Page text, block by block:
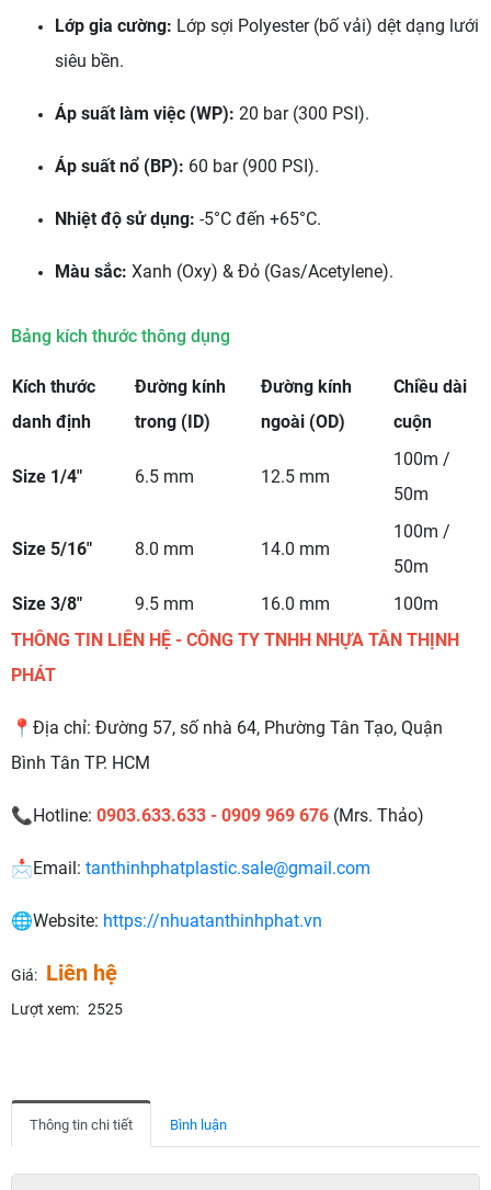
Lớp gia cường: Lớp sợi Polyester (bố vải) dệt dạng lưới
siêu bền.
Áp suất làm việc (WP): 20 bar (300 PSI).
Áp suất nổ (BP): 60 bar (900 PSI).
Nhiệt độ sử dụng: -5°C đến +65°C.
Màu sắc: Xanh (Oxy) & Đỏ (Gas/Acetylene).
Bảng kích thước thông dụng
Kích thước
danh định
Đường kính
trong (ID)
Đường kính
ngoài (OD)
Chiều dài
cuộn
Size 1/4" 6.5 mm 12.5 mm
100m /
50m
Size 5/16" 8.0 mm 14.0 mm
100m /
50m
Size 3/8"
9.5 mm 16.0 mm
100m
THÔNG TIN LIÊN HỆ - CÔNG TY TNHH NHỰA TÂN THỊNH
PHÁT
📍Địa chỉ: Đường 57, số nhà 64, Phường Tân Tạo, Quận
Bình Tân TP. HCM
📞Hotline: 0903.633.633 - 0909 969 676 (Mrs. Thảo)
📩Email: tanthinhphatplastic.sale@gmail.com
🌐Website: https://nhuatanthinhphat.vn
Giá: Liên hệ
Lượt xem: 2525
Thông tin chi tiết Bình luận